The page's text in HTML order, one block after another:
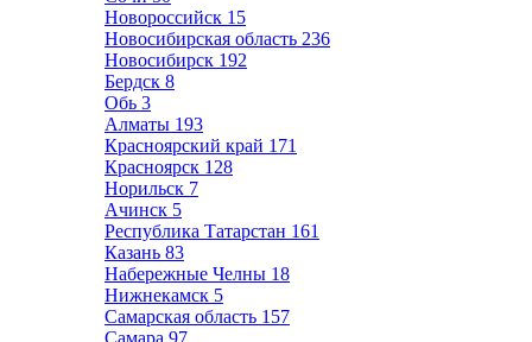
Новороссийск 15
Новосибирская область 236
Новосибирск 192
Бердск 8
Обь 3
Алматы 193
Красноярский край 171
Красноярск 128
Норильск 7
Ачинск 5
Республика Татарстан 161
Казань 83
Набережные Челны 18
Нижнекамск 5
Самарская область 157
Самара 97